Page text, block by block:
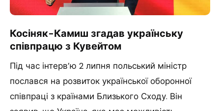
Косіняк-Камиш згадав українську
співпрацю з Кувейтом
Під час інтерв’ю 2 липня польський міністр
послався на розвиток української оборонної
співпраці з країнами Близького Сходу. Він